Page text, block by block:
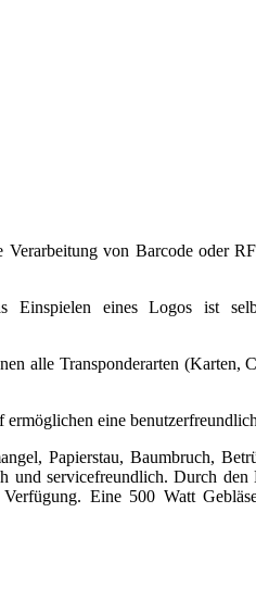
von Barcode oder
Einspielen eines Logos ist
alle Transponderarten (Karten,
eine
Papierstau, Baumbruch,
und servicefreundlich. Durch
Eine 500 Watt